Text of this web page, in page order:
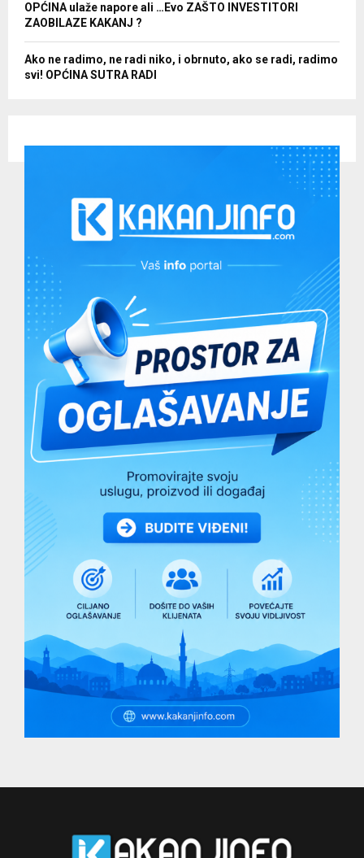
OPĆINA ulaže napore ali …Evo ZAŠTO INVESTITORI
ZAOBILAZE KAKANJ ?
Ako ne radimo, ne radi niko, i obrnuto, ako se radi, radimo
svi! OPĆINA SUTRA RADI